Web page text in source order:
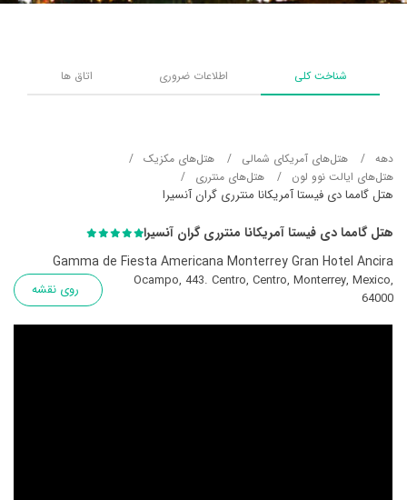
شناخت کلی اطلاعات ضروری اتاق ها
دهه هتل‌های آمریکای شمالی
هتل‌های مکزیک
هتل‌های ایالت نوو لون
هتل‌های منترری
هتل گامما دی فیستا آمریکانا منترری گران آنسیرا
هتل گامما دی فیستا آمریکانا منترری گران آنسیرا
Gamma de Fiesta Americana Monterrey Gran Hotel Ancira
Ocampo, 443. Centro, Centro, Monterrey, Mexico,
64000
روی نقشه